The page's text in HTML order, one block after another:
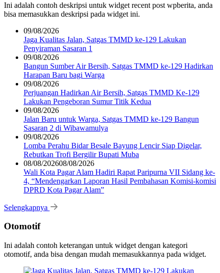
Ini adalah contoh deskripsi untuk widget recent post wpberita, anda
bisa memasukkan deskripsi pada widget ini.
09/08/2026
Jaga Kualitas Jalan, Satgas TMMD ke-129 Lakukan
Penyiraman Sasaran 1
09/08/2026
Bangun Sumber Air Bersih, Satgas TMMD ke-129 Hadirkan
Harapan Baru bagi Warga
09/08/2026
Perjuangan Hadirkan Air Bersih, Satgas TMMD Ke-129
Lakukan Pengeboran Sumur Titik Kedua
09/08/2026
Jalan Baru untuk Warga, Satgas TMMD ke-129 Bangun
Sasaran 2 di Wibawamulya
09/08/2026
Lomba Perahu Bidar Besale Bayung Lencir Siap Digelar,
Rebutkan Trofi Bergilir Bupati Muba
08/08/202608/08/2026
Wali Kota Pagar Alam Hadiri Rapat Paripurna VII Sidang ke-
4, “Mendengarkan Laporan Hasil Pembahasan Komisi-komisi
DPRD Kota Pagar Alam”
Selengkapnya
Otomotif
Ini adalah contoh keterangan untuk widget dengan kategori
otomotif, anda bisa dengan mudah memasukkannya pada widget.